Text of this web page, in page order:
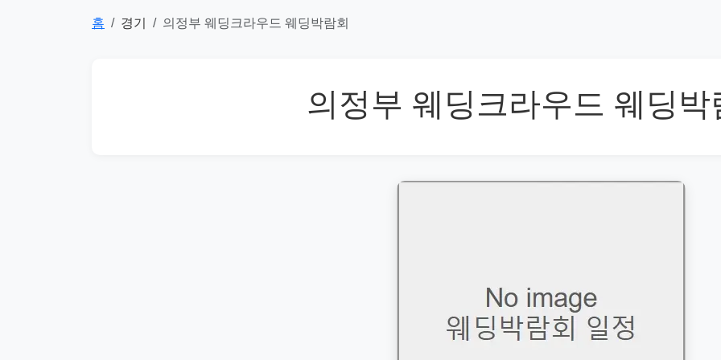
홈 경기 의정부 웨딩크라우드 웨딩박람회
의정부 웨딩크라우드 웨딩박